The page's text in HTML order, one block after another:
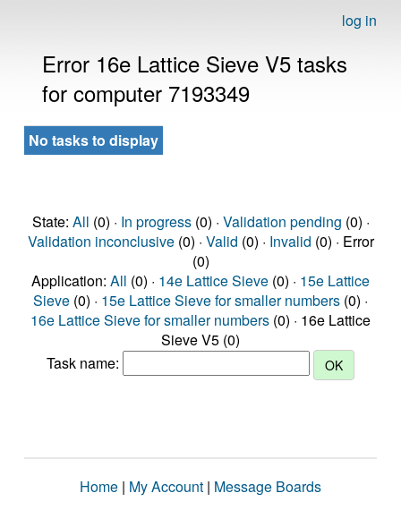
log in
Error 16e Lattice Sieve V5 tasks
for computer 7193349
No tasks to display
State: All (0) · In progress(0) · Validation pending (0) ·
Validation inconclusive(0) · Valid (0) · Invalid (0) · Error
(0)
Application: All (0) · 14e Lattice Sieve (0) · 15e Lattice
Sieve (0) · 15e Lattice Sieve for smaller numbers (0) ·
16e Lattice Sieve for smaller numbers (0) · 16e Lattice
Sieve V5 (0)
Task name:
Home | My Account | Message Boards